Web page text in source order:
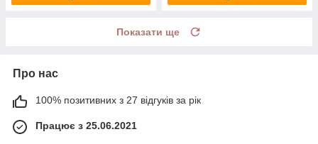
Показати ще
Про нас
100% позитивних з 27 відгуків за рік
Працює з 25.06.2021